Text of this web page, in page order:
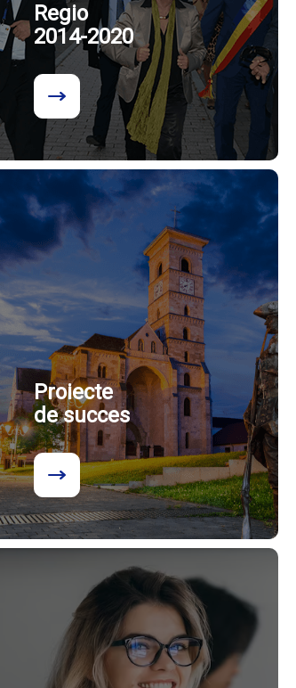
Regio
2014-2020
Proiecte
de succes